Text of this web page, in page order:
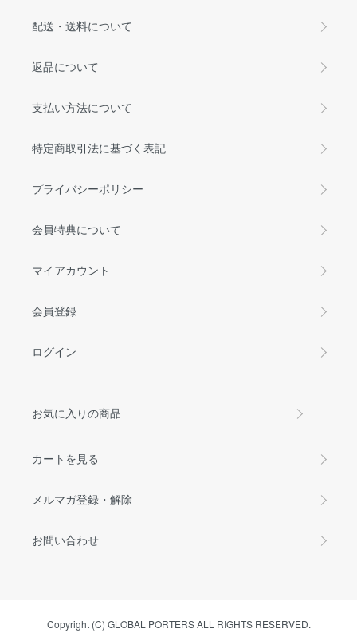
配送・送料について
返品について
支払い方法について
特定商取引法に基づく表記
プライバシーポリシー
会員特典について
マイアカウント
会員登録
ログイン
お気に入りの商品
カートを見る
メルマガ登録・解除
お問い合わせ
Copyright (C) GLOBAL PORTERS ALL RIGHTS RESERVED.